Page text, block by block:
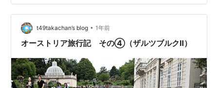
てもらった修理工場に行って新しいタイヤと交換しても
らいました、、、('◇')ゞ('◇')ゞ こういう父親の失敗は息
子達はよほど嬉しいみたいです、、、('◇')ゞ('◇')ゞ
('◇')ゞ ↓ ↓ ↓ ↓ ↓ ↓ ↓ ↓ さらにスロベニア～…
t49takachan’s blog • 1年前
オーストリア旅行記 その④（ザルツブルクⅡ）